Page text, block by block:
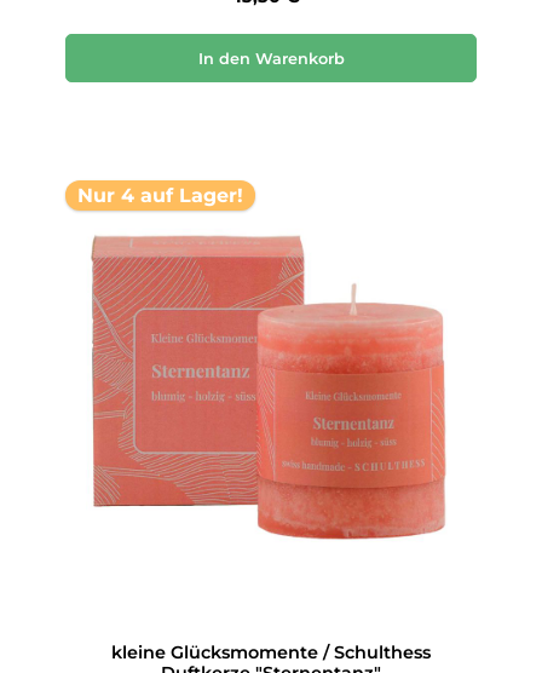
In den Warenkorb
Nur 4 auf Lager!
kleine Glücksmomente / Schulthess